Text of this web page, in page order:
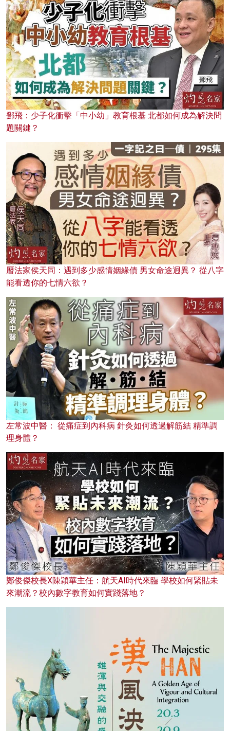
鄧飛：少子化衝擊「中小幼」教育根基 北都如何成為解決問
題關鍵？
曆法家侯天同：遇到多少感情姻緣債 男女命途迥異？ 從八字
能看透你的七情六欲？
左常波中醫： 從痛症到內科病 針灸如何透過解筋結 精準調
理身體？
鄭俊傑校長X陳穎華主任：航天AI時代來臨 學校如何緊貼未
來潮流？校內數字教育如何實踐落地？